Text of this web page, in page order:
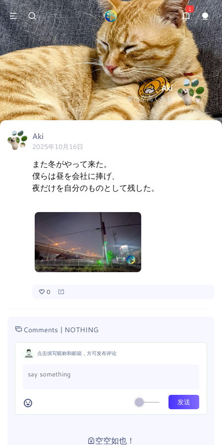
1
Aki
夢は空高くある
Aki
2025年10月16日
また冬がやって来た。
僕らは昼を会社に捧げ、
夜だけを自分のものとして残した。
0
Comments | NOTHING
点击填写昵称和邮箱，方可发布评论
空空如也！